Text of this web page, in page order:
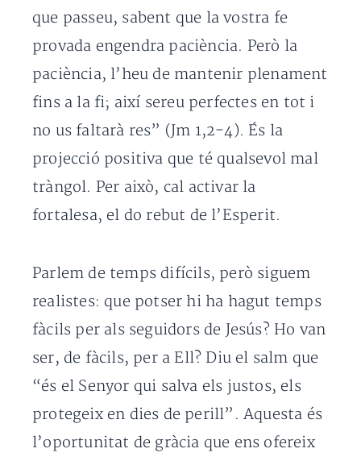
que passeu, sabent que la vostra fe
provada engendra paciència. Però la
paciència, l’heu de mantenir plenament
fins a la fi; així sereu perfectes en tot i
no us faltarà res” (Jm 1,2-4). És la
projecció positiva que té qualsevol mal
tràngol. Per això, cal activar la
fortalesa, el do rebut de l’Esperit.
Parlem de temps difícils, però siguem
realistes: que potser hi ha hagut temps
fàcils per als seguidors de Jesús? Ho van
ser, de fàcils, per a Ell? Diu el salm que
“és el Senyor qui salva els justos, els
protegeix en dies de perill”. Aquesta és
l’oportunitat de gràcia que ens ofereix